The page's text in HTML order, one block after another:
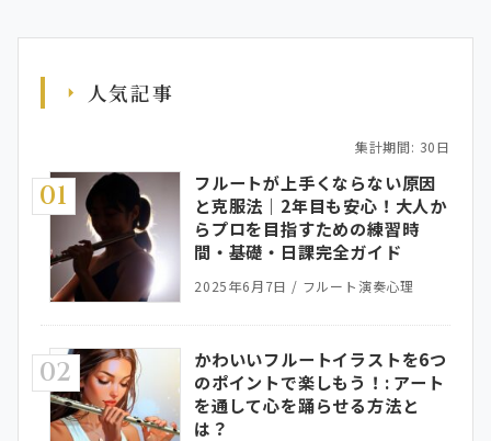
人気記事
集計期間: 30日
01
フルートが上手くならない原因
と克服法｜2年目も安心！大人か
らプロを目指すための練習時
間・基礎・日課完全ガイド
2025年6月7日 / フルート演奏心理
02
かわいいフルートイラストを6つ
のポイントで楽しもう！: アート
を通して心を踊らせる方法と
は？